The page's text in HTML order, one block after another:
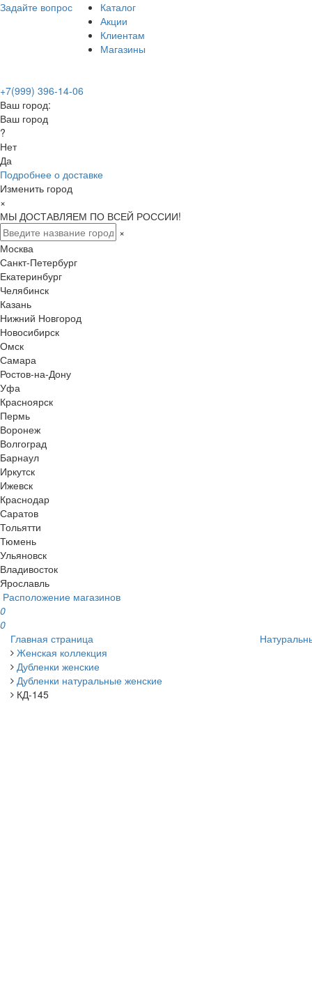
Задайте вопрос
Каталог
Акции
Клиентам
Магазины
+7(999) 396-14-06
Ваш город:
Ваш город
?
Нет
Да
Подробнее о доставке
Изменить город
×
МЫ ДОСТАВЛЯЕМ ПО ВСЕЙ РОССИИ!
×
Москва
Санкт-Петербург
Екатеринбург
Челябинск
Казань
Нижний Новгород
Новосибирск
Омск
Самара
Ростов-на-Дону
Уфа
Красноярск
Пермь
Воронеж
Волгоград
Барнаул
Иркутск
Ижевск
Краснодар
Саратов
Тольятти
Тюмень
Ульяновск
Владивосток
Ярославль
Расположение магазинов
0
0
Главная страница
Женская коллекция
Дубленки женские
Дубленки натуральные женские
КД-145